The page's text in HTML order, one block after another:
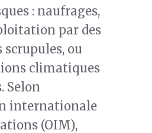
: naufrages,
par des
scrupules, ou
climatiques
Selon
internationale
(OIM),